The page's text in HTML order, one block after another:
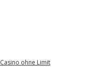
Casino ohne Limit